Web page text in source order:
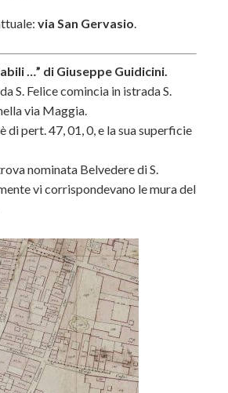
via San Gervasio.
…” di Giuseppe Guidicini.
S. Felice comincia in istrada S.
via Maggia.
di pert. 47, 01, 0, e la sua superficie
nominata Belvedere di S.
vi corrispondevano le mura del